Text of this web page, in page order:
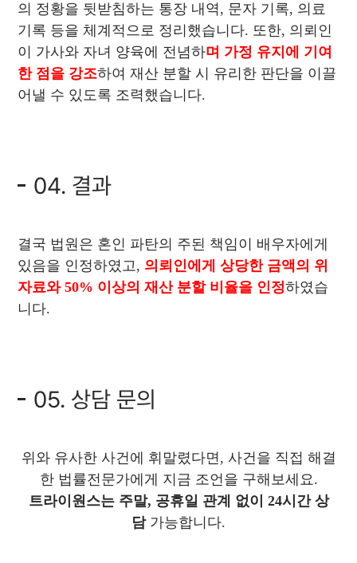
의 정황을 뒷받침하는 통장 내역, 문자 기록, 의료
기록 등을 체계적으로 정리했습니다. 또한, 의뢰인
이 가사와 자녀 양육에 전념하며 가정 유지에 기여
한 점을 강조하여 재산 분할 시 유리한 판단을 이끌
어낼 수 있도록 조력했습니다.
04. 결과
결국 법원은 혼인 파탄의 주된 책임이 배우자에게
있음을 인정하였고, 의뢰인에게 상당한 금액의 위
자료와 50% 이상의 재산 분할 비율을 인정하였습
니다.
05. 상담 문의
위와 유사한 사건에 휘말렸다면, 사건을 직접 해결
한 법률전문가에게 지금 조언을 구해보세요.
트라이원스는 주말, 공휴일 관계 없이 24시간 상
담가능합니다.